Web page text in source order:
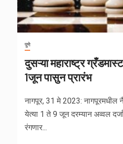
पुणे
दुसऱ्या महाराष्ट्र
1जून पासुन प्रारंभ
नागपूर, 31 मे 2023: नागपूरमधील
येत्या 1 ते 9 जून दरम्यान अव्वल
रंगणार...